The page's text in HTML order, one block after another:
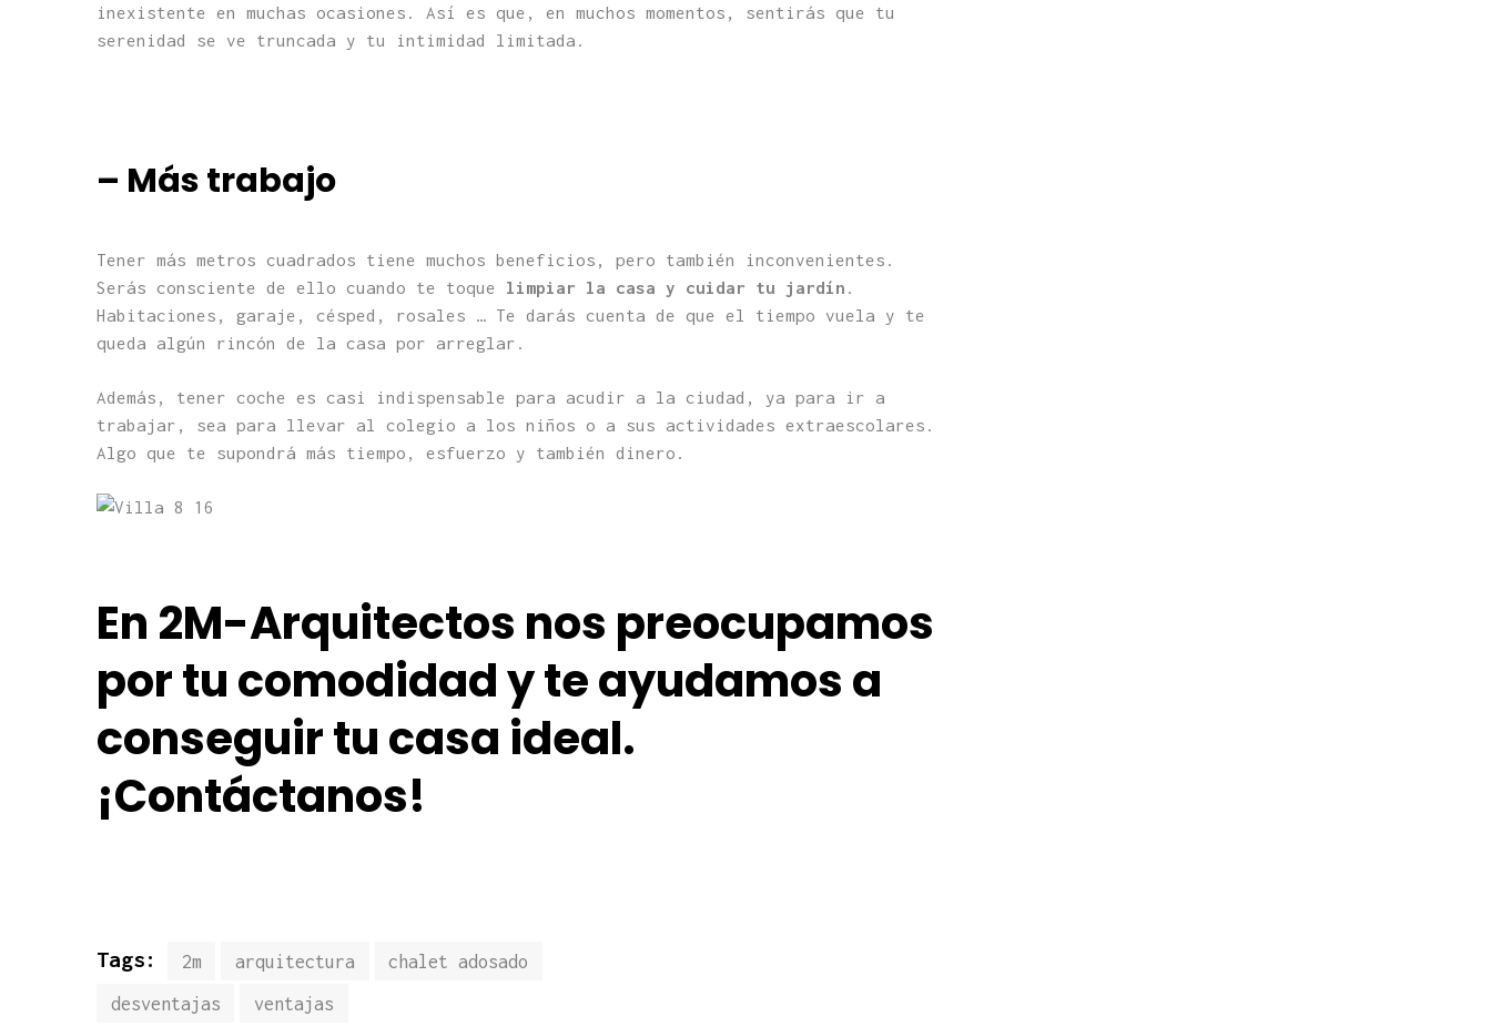
inexistente en muchas ocasiones. Así es que, en muchos momentos, sentirás que tu
serenidad se ve truncada y tu intimidad limitada.
– Más trabajo
Tener más metros cuadrados tiene muchos beneficios, pero también inconvenientes.
Serás consciente de ello cuando te toque limpiar la casa y cuidar tu jardín .
Habitaciones, garaje, césped, rosales … Te darás cuenta de que el tiempo vuela y te
queda algún rincón de la casa por arreglar.
Además, tener coche es casi indispensable para acudir a la ciudad, ya para ir a
trabajar, sea para llevar al colegio a los niños o a sus actividades extraescolares.
Algo que te supondrá más tiempo, esfuerzo y también dinero.
En 2M-Arquitectos nos preocupamos
por tu comodidad y te ayudamos a
conseguir tu casa ideal.
¡Contáctanos!
Tags: 2m arquitectura
chalet adosado
desventajas
ventajas